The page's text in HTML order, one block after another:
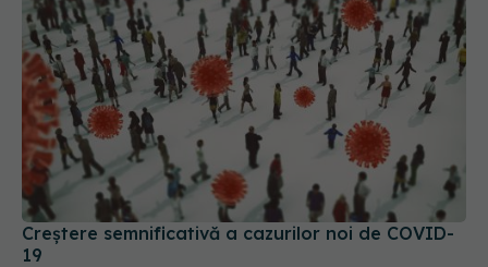
Creștere semnificativă a cazurilor noi de COVID-
19